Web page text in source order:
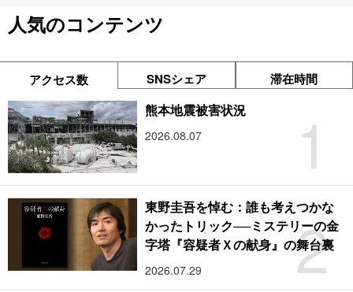
人気のコンテンツ
アクセス数 SNSシェア 滞在時間
1
熊本地震被害状況
2026.08.07
2
東野圭吾を悼む：誰も考えつかな
かったトリック──ミステリーの金
字塔『容疑者Ｘの献身』の舞台裏
2026.07.29